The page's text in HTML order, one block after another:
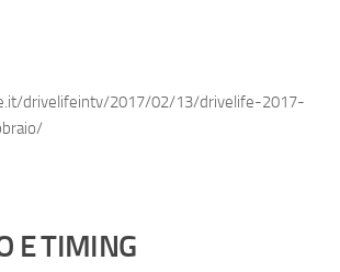
drivelifeintv/2017/02/13/drivelife-2017-
E TIMING